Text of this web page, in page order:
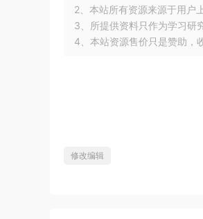
2、本站所有资源来源于用户
3、所提供资料只作为学习研
4、本站资源售价只是赞助，
修改编辑